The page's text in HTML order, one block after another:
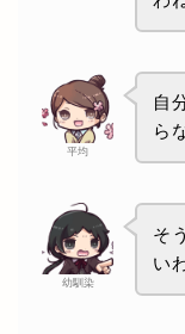
平均
自
ら
幼馴染
そ
い